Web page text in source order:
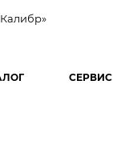
Калибр»
СЕРВИС